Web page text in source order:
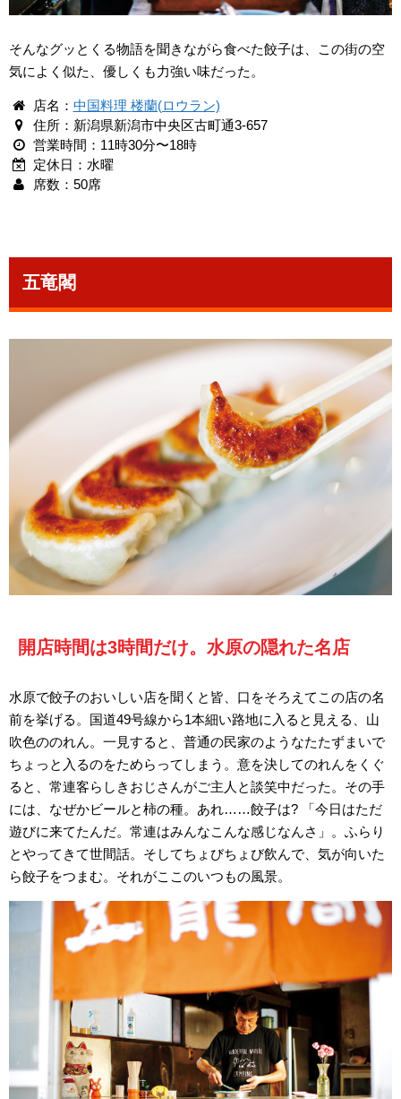
そんなグッとくる物語を聞きながら食べた餃子は、この街の空
気によく似た、優しくも力強い味だった。
店名： 中国料理 楼蘭(ロウラン)
住所：新潟県新潟市中央区古町通3-657
営業時間：11時30分〜18時
定休日：水曜
席数：50席
五竜閣
開店時間は3時間だけ。水原の隠れた名店
水原で餃子のおいしい店を聞くと皆、口をそろえてこの店の名
前を挙げる。国道49号線から1本細い路地に入ると見える、山
吹色ののれん。一見すると、普通の民家のようなたたずまいで
ちょっと入るのをためらってしまう。意を決してのれんをくぐ
ると、常連客らしきおじさんがご主人と談笑中だった。その手
には、なぜかビールと柿の種。あれ……餃子は? 「今日はただ
遊びに来てたんだ。常連はみんなこんな感じなんさ」。ふらり
とやってきて世間話。そしてちょびちょび飲んで、気が向いた
ら餃子をつまむ。それがここのいつもの風景。